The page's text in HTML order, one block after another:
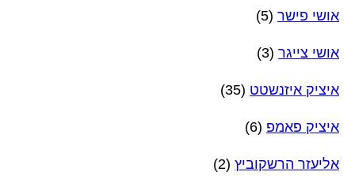
אושי פישר (5)
אושי צייגר (3)
איציק איזנשטט (35)
איציק פאמפ (6)
אליעזר הרשקוביץ (2)